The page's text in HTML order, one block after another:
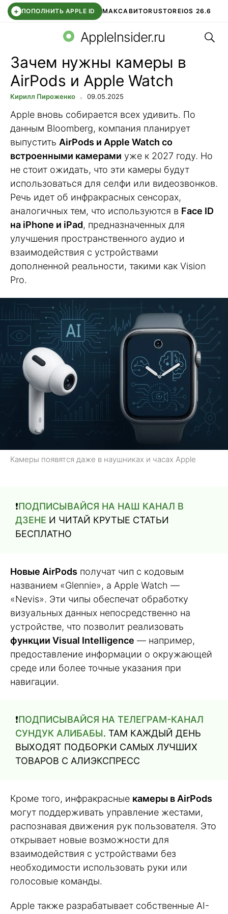
+ ПОПОЛНИТЬ APPLE ID МАКСАВИТОRUSTOREIOS 26.6
СБЕР КИДС ВТБ ОНЛАЙН ЧАТ В ROBLOX
AppleInsider.ru
Зачем нужны камеры в
AirPods и Apple Watch
Кирилл Пироженко 09.05.2025
Apple вновь собирается всех удивить. По
данным Bloomberg, компания планирует
выпустить AirPods и Apple Watch со
встроенными камерами уже к 2027 году. Но
не стоит ожидать, что эти камеры будут
использоваться для селфи или видеозвонков.
Речь идет об инфракрасных сенсорах,
аналогичных тем, что используются в Face ID
на iPhone и iPad, предназначенных для
улучшения пространственного аудио и
взаимодействия с устройствами
дополненной реальности, такими как Vision
Pro.
Камеры появятся даже в наушниках и часах Apple
❗️ПОДПИСЫВАЙСЯ НА НАШ КАНАЛ В
ДЗЕНЕ И ЧИТАЙ КРУТЫЕ СТАТЬИ
БЕСПЛАТНО
Новые AirPods получат чип с кодовым
названием «Glennie», а Apple Watch —
«Nevis». Эти чипы обеспечат обработку
визуальных данных непосредственно на
устройстве, что позволит реализовать
функции Visual Intelligence — например,
предоставление информации о окружающей
среде или более точные указания при
навигации.
❗️ПОДПИСЫВАЙСЯ НА ТЕЛЕГРАМ-КАНАЛ
СУНДУК АЛИБАБЫ. ТАМ КАЖДЫЙ ДЕНЬ
ВЫХОДЯТ ПОДБОРКИ САМЫХ ЛУЧШИХ
ТОВАРОВ С АЛИЭКСПРЕСС
Кроме того, инфракрасные камеры в AirPods
могут поддерживать управление жестами,
распознавая движения рук пользователя. Это
открывает новые возможности для
взаимодействия с устройствами без
необходимости использовать руки или
голосовые команды.
Apple также разрабатывает собственные AI-